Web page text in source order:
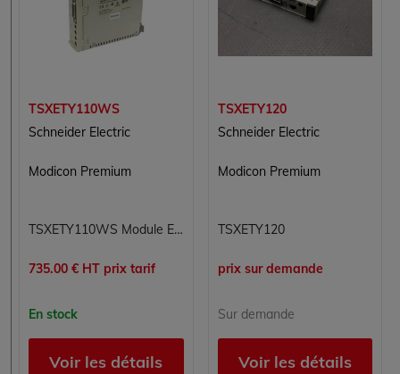
TSXETY110WS
Schneider Electric
Modicon Premium
TSXETY110WS Module Ethernet TCP/IP Modicon Premium Schneider Electric
735.00 € HT prix tarif
En stock
Voir les détails
TSXETY120
Schneider Electric
Modicon Premium
TSXETY120
prix sur demande
Sur demande
Voir les détails